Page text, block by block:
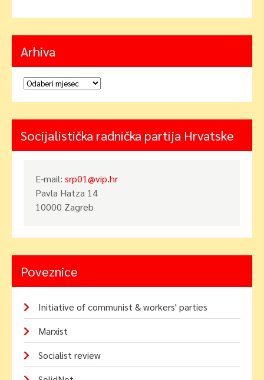
Arhiva
Arhiva
Socijalistička radnička partija Hrvatske
E-mail: srp01@vip.hr
Pavla Hatza 14
10000 Zagreb
Poveznice
Initiative of communist & workers' parties
Marxist
Socialist review